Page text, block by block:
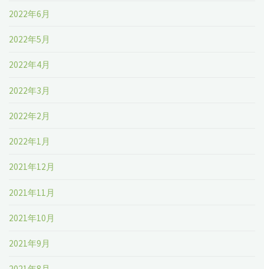
2022年6月
2022年5月
2022年4月
2022年3月
2022年2月
2022年1月
2021年12月
2021年11月
2021年10月
2021年9月